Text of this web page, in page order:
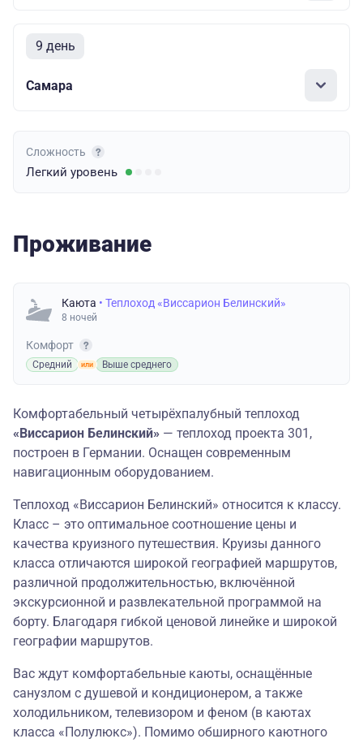
9 день
Самара
Сложность
Легкий уровень
Проживание
Каюта • Теплоход «Виссарион Белинский»
8 ночей
Комфорт
Средний Выше среднего
Комфортабельный четырёхпалубный теплоход
«Виссарион Белинский» — теплоход проекта 301,
построен в Германии. Оснащен современным
навигационным оборудованием.
Теплоход «Виссарион Белинский» относится к классу.
Класс – это оптимальное соотношение цены и
качества круизного путешествия. Круизы данного
класса отличаются широкой географией маршрутов,
различной продолжительностью, включённой
экскурсионной и развлекательной программой на
борту. Благодаря гибкой ценовой линейке и широкой
географии маршрутов.
Вас ждут комфортабельные каюты, оснащённые
санузлом с душевой и кондиционером, а также
холодильником, телевизором и феном (в каютах
класса «Полулюкс»). Помимо обширного каютного